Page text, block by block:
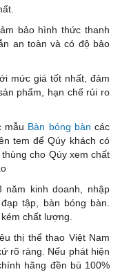
bảo hình thức thanh
an toàn và có độ bảo
mức giá tốt nhất, đảm
phẩm, hạn chế rủi ro
mẫu Bàn bóng bàncác
tem để Qúy khách có
cho Qúy xem chất
kinh doanh, nhập
tập, bàn bóng bàn.
chất lượng.
thị thể thao Việt Nam
rõ ràng. Nếu phát hiện
hãng đền bù 100%